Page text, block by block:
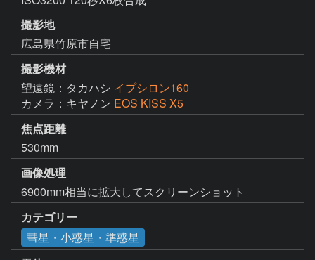
撮影地
広島県竹原市自宅
撮影機材
望遠鏡：タカハシ イプシロン160
カメラ：キヤノン EOS KISS X5
焦点距離
530mm
画像処理
6900mm相当に拡大してスクリーンショット
カテゴリー
彗星・小惑星・準惑星